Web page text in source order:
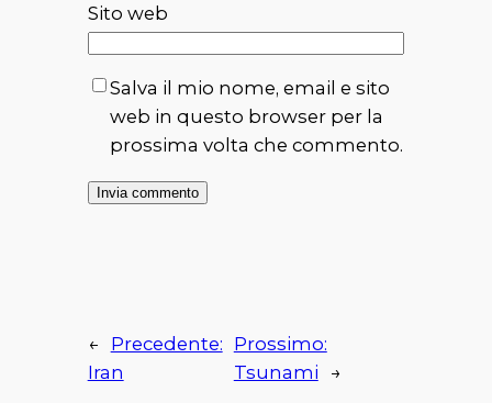
Sito web
Salva il mio nome, email e sito
web in questo browser per la
prossima volta che commento.
←
Precedente:
Iran
Prossimo:
Tsunami
→